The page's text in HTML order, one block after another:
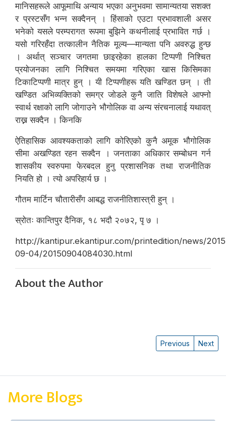
मानिसहरूले आफूमाथि अन्याय भएका अनुभवमा सामान्यतया सशक्त
र प्रस्टसँग भन्न सक्दैनन् । हिंसाको एउटा प्रभावशाली असर
भनेको यसले परम्परागत रूपमा बुझिने कथनीलाई प्रभावित गर्छ ।
यसो गरिरहँदा तत्कालीन नैतिक मूल्य—मान्यता पनि अवरुद्ध हुन्छ
। अर्थात् सञ्चार जगतमा छाइरहेका हालका टिप्पणी निश्चित
प्रयोजनका लागि निश्चित समयमा गरिएका खास किसिमका
टिकाटिप्पणी मात्र हुन् । यी टिप्पणीहरू यति खण्डित छन् । ती
खण्डित अभिव्यक्तिको समग्र जोडले कुनै जाति विशेषले आफ्नो
स्वार्थ रक्षाको लागि जोगाउने भौगोलिक वा अन्य संरचनालाई यथावत्
राख्न सक्दैन । किनकि
ऐतिहासिक आवश्यकताको लागि कोरिएको कुनै अमूक भौगोलिक
सीमा अखण्डित रहन सक्दैन । जनताका अधिकार सम्बोधन गर्न
शासकीय स्वरुपमा फेरबदल हुनु प्रशासनिक तथा राजनीतिक
नियति हो । त्यो अपरिहार्य छ ।
गौतम मार्टिन चौतारीसँग आबद्ध राजनीतिशास्त्री हुन् ।
स्रोतः कान्तिपुर दैनिक, १८ भदौ २०७२, पृ‌ ७ ।
http://kantipur.ekantipur.com/printedition/news/
09-04/20150904084030.html
About the Author
Previous Next
More Blogs